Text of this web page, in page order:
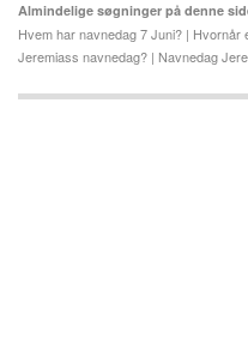
Almindelige søgninger på denne
Hvem har navnedag 7 Juni? |
Jeremiass navnedag? | Navnedag